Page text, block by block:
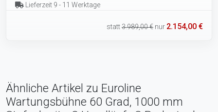
Lieferzeit 9 - 11 Werktage
statt3.989,00 € nur 2.154,00 €
Ähnliche Artikel zu Euroline
Wartungsbühne 60 Grad, 1000 mm